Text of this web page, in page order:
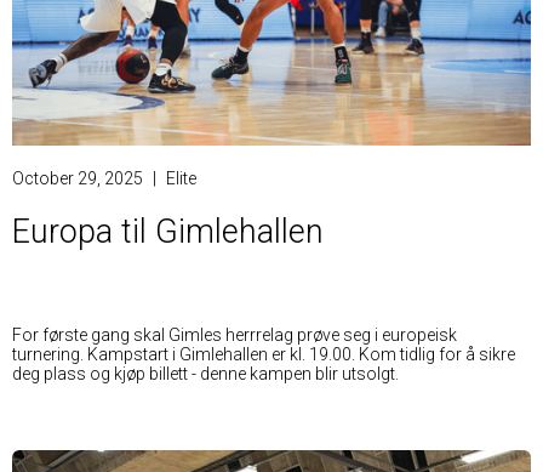
October 29, 2025 Elite
Europa til Gimlehallen
For første gang skal Gimles herrrelag prøve seg i europeisk
turnering. Kampstart i Gimlehallen er kl. 19.00. Kom tidlig for å sikre
deg plass og kjøp billett - denne kampen blir utsolgt.